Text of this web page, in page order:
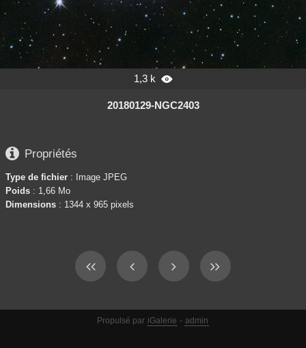
1,3 k 
20180129-NGC2403
 Propriétés
Type de fichier : Image JPEG
Poids : 1,66 Mo
Dimensions : 1344 x 965 pixels
Propulsé par iGalerie - admin